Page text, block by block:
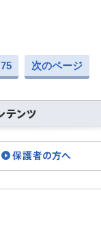
75 次のページ